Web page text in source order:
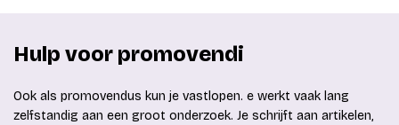
Hulp voor promovendi
Ook als promovendus kun je vastlopen. e werkt vaak lang
zelfstandig aan een groot onderzoek. Je schrijft aan artikelen,